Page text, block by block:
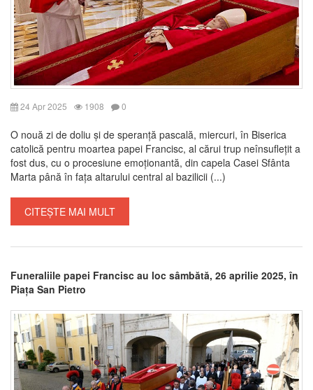
24 Apr 2025 1908 0
O nouă zi de doliu și de speranță pascală, miercuri, în Biserica
catolică pentru moartea papei Francisc, al cărui trup neînsuflețit a
fost dus, cu o procesiune emoționantă, din capela Casei Sfânta
Marta până în fața altarului central al bazilicii (...)
CITEȘTE MAI MULT
Funeraliile papei Francisc au loc sâmbătă, 26 aprilie 2025, în
Piața San Pietro